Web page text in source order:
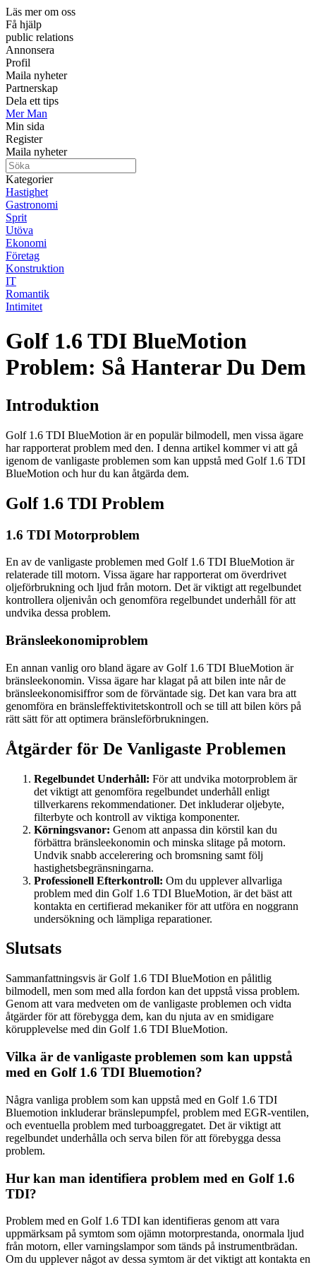
Läs mer om oss
Få hjälp
public relations
Annonsera
Profil
Maila nyheter
Partnerskap
Dela ett tips
Mer Man
Min sida
Register
Maila nyheter
Kategorier
Hastighet
Gastronomi
Sprit
Utöva
Ekonomi
Företag
Konstruktion
IT
Romantik
Intimitet
Golf 1.6 TDI BlueMotion
Problem: Så Hanterar Du Dem
Introduktion
Golf 1.6 TDI BlueMotion är en populär bilmodell, men vissa ägare
har rapporterat problem med den. I denna artikel kommer vi att gå
igenom de vanligaste problemen som kan uppstå med Golf 1.6 TDI
BlueMotion och hur du kan åtgärda dem.
Golf 1.6 TDI Problem
1.6 TDI Motorproblem
En av de vanligaste problemen med Golf 1.6 TDI BlueMotion är
relaterade till motorn. Vissa ägare har rapporterat om överdrivet
oljeförbrukning och ljud från motorn. Det är viktigt att regelbundet
kontrollera oljenivån och genomföra regelbundet underhåll för att
undvika dessa problem.
Bränsleekonomiproblem
En annan vanlig oro bland ägare av Golf 1.6 TDI BlueMotion är
bränsleekonomin. Vissa ägare har klagat på att bilen inte når de
bränsleekonomisiffror som de förväntade sig. Det kan vara bra att
genomföra en bränsleffektivitetskontroll och se till att bilen körs på
rätt sätt för att optimera bränsleförbrukningen.
Åtgärder för De Vanligaste Problemen
Regelbundet Underhåll: För att undvika motorproblem är
det viktigt att genomföra regelbundet underhåll enligt
tillverkarens rekommendationer. Det inkluderar oljebyte,
filterbyte och kontroll av viktiga komponenter.
Körningsvanor: Genom att anpassa din körstil kan du
förbättra bränsleekonomin och minska slitage på motorn.
Undvik snabb accelerering och bromsning samt följ
hastighetsbegränsningarna.
Professionell Efterkontroll: Om du upplever allvarliga
problem med din Golf 1.6 TDI BlueMotion, är det bäst att
kontakta en certifierad mekaniker för att utföra en noggrann
undersökning och lämpliga reparationer.
Slutsats
Sammanfattningsvis är Golf 1.6 TDI BlueMotion en pålitlig
bilmodell, men som med alla fordon kan det uppstå vissa problem.
Genom att vara medveten om de vanligaste problemen och vidta
åtgärder för att förebygga dem, kan du njuta av en smidigare
körupplevelse med din Golf 1.6 TDI BlueMotion.
Vilka är de vanligaste problemen som kan uppstå
med en Golf 1.6 TDI Bluemotion?
Några vanliga problem som kan uppstå med en Golf 1.6 TDI
Bluemotion inkluderar bränslepumpfel, problem med EGR-ventilen,
och eventuella problem med turboaggregatet. Det är viktigt att
regelbundet underhålla och serva bilen för att förebygga dessa
problem.
Hur kan man identifiera problem med en Golf 1.6
TDI?
Problem med en Golf 1.6 TDI kan identifieras genom att vara
uppmärksam på symtom som ojämn motorprestanda, onormala ljud
från motorn, eller varningslampor som tänds på instrumentbrädan.
Om du upplever något av dessa symtom är det viktigt att kontakta en